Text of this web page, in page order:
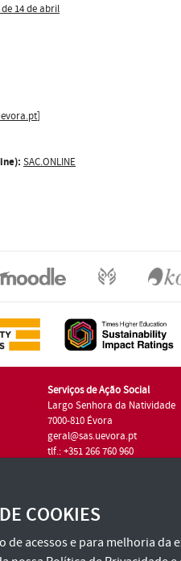
de 14 de abril
]
SAC.ONLINE
Serviços de Ação Social
Largo Senhora da Natividade
7000-810 Évora
geral@sas.uevora.pt
tlf.: +351 266 760 960
COOKIES
acessos e para melhoria da